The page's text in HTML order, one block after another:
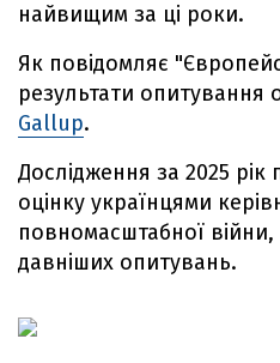
найвищим за ці роки.
Як повідомляє
результати опитування
Gallup.
Дослідження за 2025
оцінку українцями
повномасштабної війни,
давніших опитувань.